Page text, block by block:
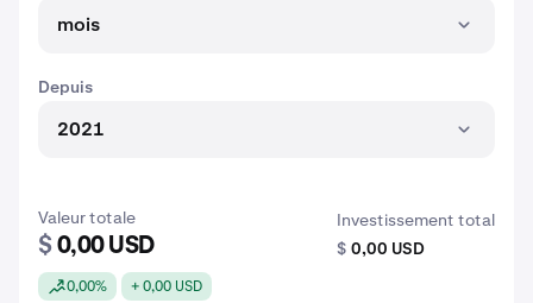
mois
Depuis
2021
Valeur totale
$ 0,00 USD
0,00% + 0,00 USD
Investissement total
$ 0,00 USD